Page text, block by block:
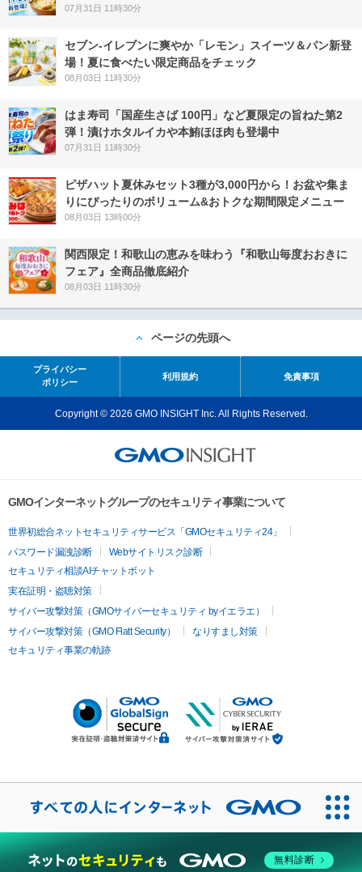
07月31日 11時30分
セブン‐イレブンに爽やか「レモン」スイーツ＆パン新登
場！夏に食べたい限定商品をチェック
08月03日 11時30分
はま寿司「国産生さば 100円」など夏限定の旨ねた第2
弾！漬けホタルイカや本鮪ほほ肉も登場中
07月31日 11時30分
ピザハット夏休みセット3種が3,000円から！お盆や集ま
りにぴったりのボリューム&おトクな期間限定メニュー
08月03日 13時00分
関西限定！和歌山の恵みを味わう『和歌山毎度おおきに
フェア』全商品徹底紹介
08月03日 11時30分
ページの先頭へ
プライバシー
ポリシー
利用規約 免責事項
Copyright © 2026 GMO INSIGHT Inc. All Rights Reserved.
GMOインターネットグループのセキュリティ事業について
世界初総合ネットセキュリティサービス「GMOセキュリティ24」
パスワード漏洩診断
Webサイトリスク診断
セキュリティ相談AIチャットボット
実在証明・盗聴対策
サイバー攻撃対策（GMOサイバーセキュリティ byイエラエ）
サイバー攻撃対策（GMO Flatt Security）
なりすまし対策
セキュリティ事業の軌跡
無料診断